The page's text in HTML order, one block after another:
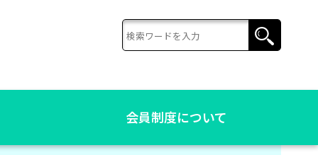
会員制度について